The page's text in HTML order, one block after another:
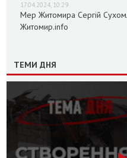
17.04.2024, 10:29
Мер Житомира Сергій
Житомир.info
ТЕМИ ДНЯ